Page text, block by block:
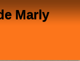
Marly